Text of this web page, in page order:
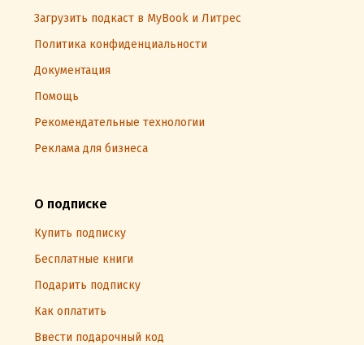
Загрузить подкаст в MyBook и Литрес
Политика конфиденциальности
Документация
Помощь
Рекомендательные технологии
Реклама для бизнеса
О подписке
Купить подписку
Бесплатные книги
Подарить подписку
Как оплатить
Ввести подарочный код